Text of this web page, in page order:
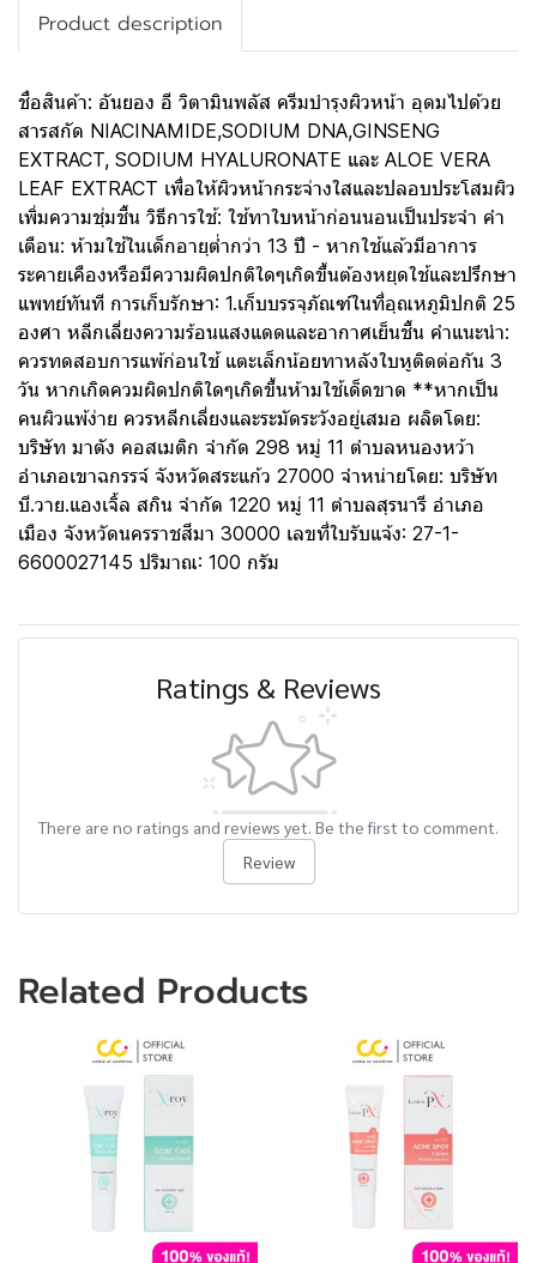
Product description
ชื่อสินค้า: อันยอง อี วิตามินพลัส ครีมบำรุงผิวหน้า อุดมไปด้วย
สารสกัด NIACINAMIDE,SODIUM DNA,GINSENG
EXTRACT, SODIUM HYALURONATE และ ALOE VERA
LEAF EXTRACT เพื่อให้ผิวหน้ากระจ่างใสและปลอบประโสมผิว
เพิ่มความชุ่มชื้น วิธีการใช้: ใช้ทาใบหน้าก่อนนอนเป็นประจำ คำ
เตือน: ห้ามใช้ในเด็กอายุต่ำกว่า 13 ปี - หากใช้แล้วมีอาการ
ระคายเคืองหรือมีความผิดปกติใดๆเกิดขึ้นต้องหยุดใช้และปรึกษา
แพทย์ทันที การเก็บรักษา: 1.เก็บบรรจุภัณฑ์ในที่อุณหภูมิปกติ 25
องศา หลีกเลี่ยงความร้อนแสงแดดและอากาศเย็นชื้น คำแนะนำ:
ควรทดสอบการแพ้ก่อนใช้ แตะเล็กน้อยทาหลังใบหูติดต่อกัน 3
วัน หากเกิดควมผิดปกติใดๆเกิดขึ้นห้ามใช้เด็ดขาด **หากเป็น
คนผิวแพ้ง่าย ควรหลีกเลี่ยงและระมัดระวังอยู่เสมอ ผลิตโดย:
บริษัท มาตัง คอสเมติก จำกัด 298 หมู่ 11 ตำบลหนองหว้า
อำเภอเขาฉกรรจ์ จังหวัดสระแก้ว 27000 จำหน่ายโดย: บริษัท
บี.วาย.แองเจิ้ล สกิน จำกัด 1220 หมู่ 11 ตำบลสุรนารี อำเภอ
เมือง จังหวัดนครราชสีมา 30000 เลขที่ใบรับแจ้ง: 27-1-
6600027145 ปริมาณ: 100 กรัม
Ratings & Reviews
There are no ratings and reviews yet. Be the first to comment.
Review
Related Products